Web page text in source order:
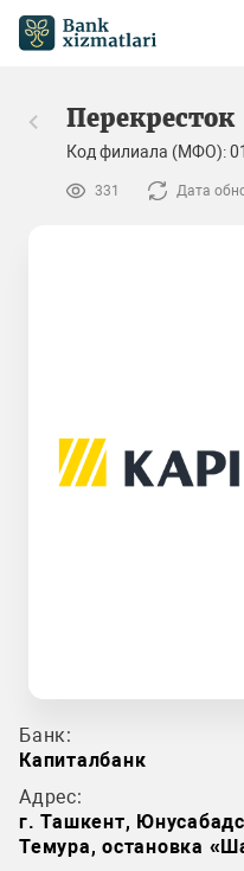
Перекресток
Код филиала (МФО):
331 Дата
Банк:
Капиталбанк
Адрес:
г. Ташкент,
Темура, остановка